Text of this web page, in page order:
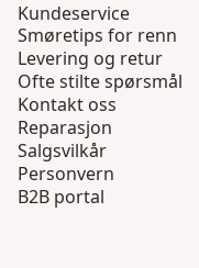
Kundeservice
Smøretips for renn
Levering og retur
Ofte stilte spørsmål
Kontakt oss
Reparasjon
Salgsvilkår
Personvern
B2B portal